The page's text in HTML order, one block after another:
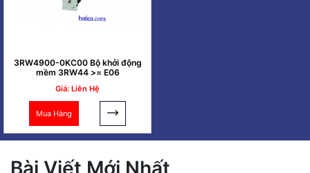
3RW4900-0KC00 Bộ khởi động
mềm 3RW44 >= E06
Giá: Liên Hệ
Mua Hàng